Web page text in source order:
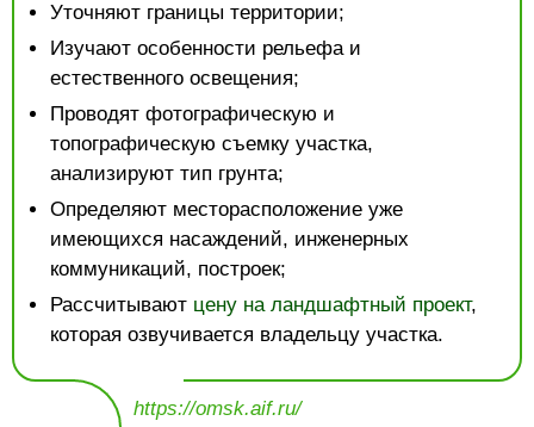
Уточняют границы территории;
Изучают особенности рельефа и
естественного освещения;
Проводят фотографическую и
топографическую съемку участка,
анализируют тип грунта;
Определяют месторасположение уже
имеющихся насаждений, инженерных
коммуникаций, построек;
Рассчитывают цену на ландшафтный проект,
которая озвучивается владельцу участка.
https://omsk.aif.ru/